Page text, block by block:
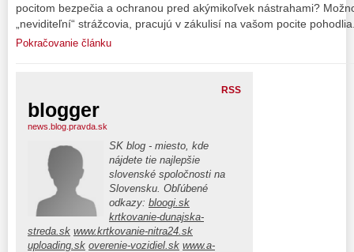
pocitom bezpečia a ochranou pred akýmikoľvek nástrahami?
„neviditeľní“ strážcovia, pracujú v zákulisí na vašom pocite
Pokračovanie článku
RSS
blogger
news.blog.pravda.sk
SK blog - miesto, kde
nájdete tie najlepšie
slovenské spoločnosti na
Slovensku. Obľúbené
odkazy: bloogi.sk
krtkovanie-dunajska-
streda.sk www.krtkovanie-nitra24.sk
uploading.sk overenie-vozidiel.sk www.a-